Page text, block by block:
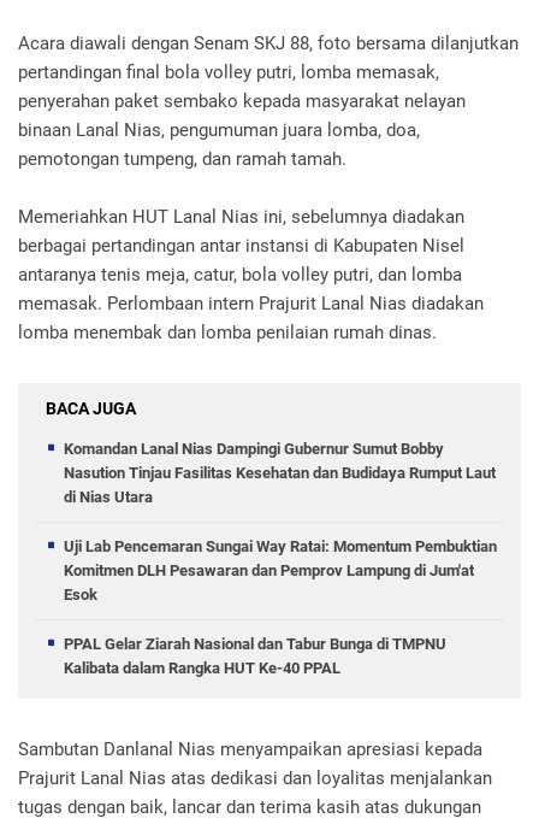
Acara diawali dengan Senam SKJ 88, foto bersama dilanjutkan
pertandingan final bola volley putri, lomba memasak,
penyerahan paket sembako kepada masyarakat nelayan
binaan Lanal Nias, pengumuman juara lomba, doa,
pemotongan tumpeng, dan ramah tamah.
Memeriahkan HUT Lanal Nias ini, sebelumnya diadakan
berbagai pertandingan antar instansi di Kabupaten Nisel
antaranya tenis meja, catur, bola volley putri, dan lomba
memasak. Perlombaan intern Prajurit Lanal Nias diadakan
lomba menembak dan lomba penilaian rumah dinas.
BACA JUGA
Komandan Lanal Nias Dampingi Gubernur Sumut Bobby
Nasution Tinjau Fasilitas Kesehatan dan Budidaya Rumput Laut
di Nias Utara
Uji Lab Pencemaran Sungai Way Ratai: Momentum Pembuktian
Komitmen DLH Pesawaran dan Pemprov Lampung di Jum'at
Esok
PPAL Gelar Ziarah Nasional dan Tabur Bunga di TMPNU
Kalibata dalam Rangka HUT Ke-40 PPAL
Sambutan Danlanal Nias menyampaikan apresiasi kepada
Prajurit Lanal Nias atas dedikasi dan loyalitas menjalankan
tugas dengan baik, lancar dan terima kasih atas dukungan